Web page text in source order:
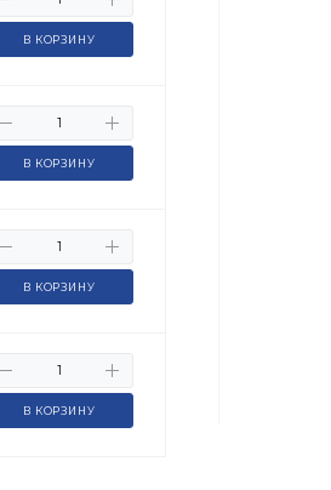
В КОРЗИНУ
В КОРЗИНУ
В КОРЗИНУ
В КОРЗИНУ